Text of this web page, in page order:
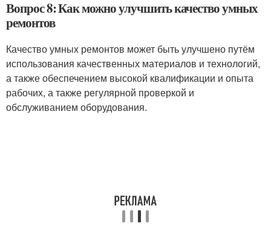
Вопрос 8: Как можно улучшить качество умных
ремонтов
Качество умных ремонтов может быть улучшено путём
использования качественных материалов и технологий,
а также обеспечением высокой квалификации и опыта
рабочих, а также регулярной проверкой и
обслуживанием оборудования.